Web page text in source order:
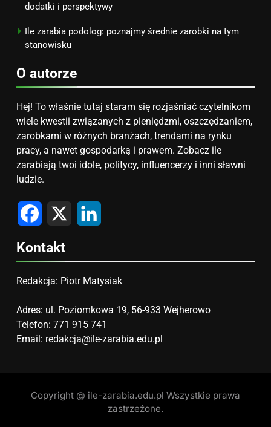
dodatki i perspektywy
Ile zarabia podolog: poznajmy średnie zarobki na tym
stanowisku
O autorze
Hej! To właśnie tutaj staram się rozjaśniać czytelnikom
wiele kwestii związanych z pieniędzmi, oszczędzaniem,
zarobkami w różnych branżach, trendami na rynku
pracy, a nawet gospodarką i prawem. Zobacz ile
zarabiają twoi idole, politycy, influencerzy i inni sławni
ludzie.
Facebook
X
Kontakt
Redakcja: Piotr Matysiak
Adres: ul. Poziomkowa 19, 56-933 Wejherowo
Telefon: 771 915 741
Email: redakcja@ile-zarabia.edu.pl
Copyright @ ile-zarabia.edu.pl Wszystkie prawa
zastrzeżone.